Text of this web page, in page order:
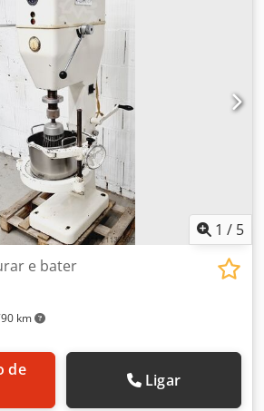
cuba em aço inox de 32 litros
CEE Máquina usada
1 / 5
km
e bater
Ligar